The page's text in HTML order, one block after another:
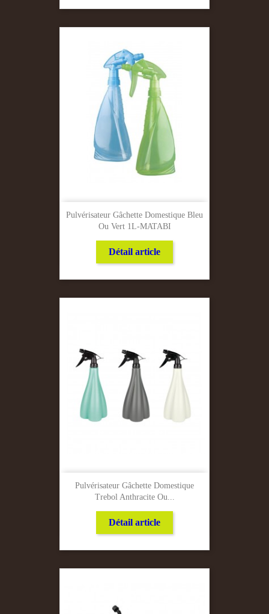
Pulvérisateur Gâchette Domestique Bleu
Ou Vert 1L-MATABI
Détail article
Pulvérisateur Gâchette Domestique
Trebol Anthracite Ou...
Détail article